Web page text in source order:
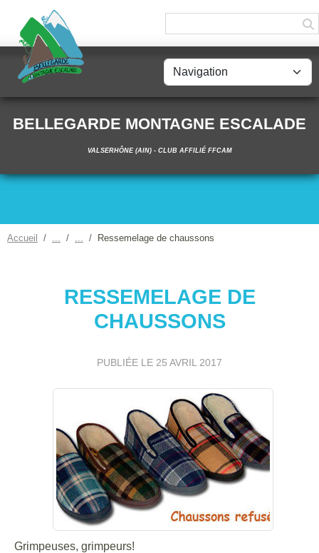
BELLEGARDE MONTAGNE ESCALADE
VALSERHÔNE (AIN) - CLUB AFFILIÉ FFCAM
Accueil Ressemelage de chaussons
RESSEMELAGE DE
CHAUSSONS
PUBLIÉE LE 25 AVRIL 2017
Grimpeuses, grimpeurs!
Panneau de gestion des cookies